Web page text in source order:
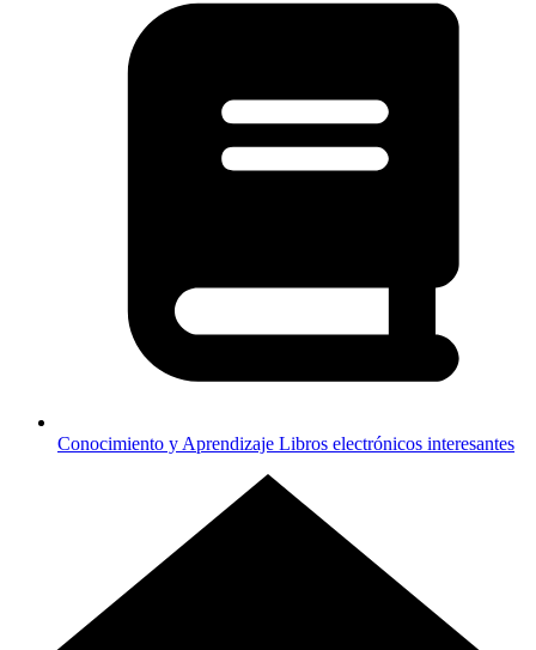
Conocimiento y Aprendizaje Libros electrónicos interesantes